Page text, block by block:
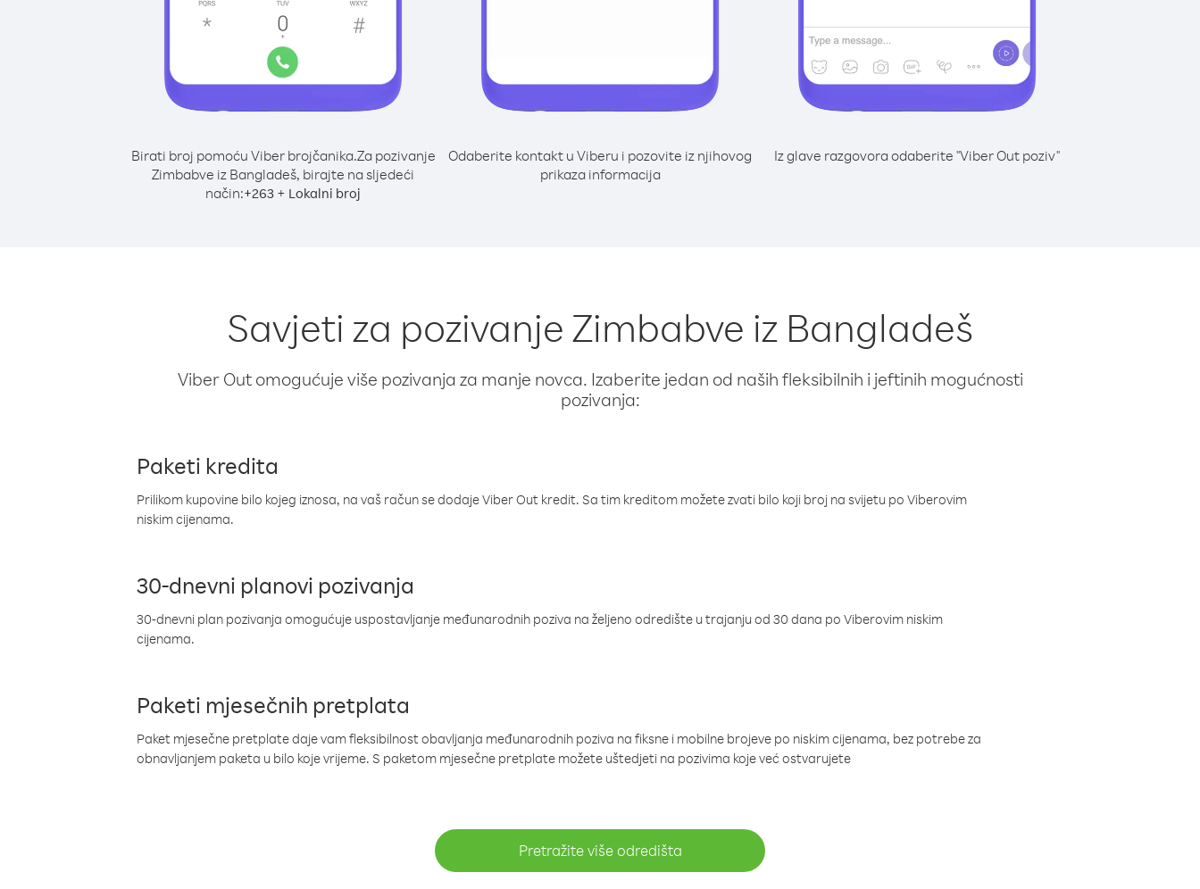
Birati broj pomoću Viber brojčanika.Za pozivanje
Zimbabve iz Bangladeš, birajte na sljedeći
način:+263 + Lokalni broj
Odaberite kontakt u Viberu i pozovite iz njihovog
prikaza informacija
Iz glave razgovora odaberite "Viber Out poziv"
Savjeti za pozivanje Zimbabve iz Bangladeš
Viber Out omogućuje više pozivanja za manje novca. Izaberite jedan od naših fleksibilnih i jeftinih mogućnosti
pozivanja:
Paketi kredita
Prilikom kupovine bilo kojeg iznosa, na vaš račun se dodaje Viber Out kredit. Sa tim kreditom možete zvati bilo koji broj na svijetu po Viberovim
niskim cijenama.
30-dnevni planovi pozivanja
30-dnevni plan pozivanja omogućuje uspostavljanje međunarodnih poziva na željeno odredište u trajanju od 30 dana po Viberovim niskim
cijenama.
Paketi mjesečnih pretplata
Paket mjesečne pretplate daje vam fleksibilnost obavljanja međunarodnih poziva na fiksne i mobilne brojeve po niskim cijenama, bez potrebe za
obnavljanjem paketa u bilo koje vrijeme. S paketom mjesečne pretplate možete uštedjeti na pozivima koje već ostvarujete
Pretražite više odredišta